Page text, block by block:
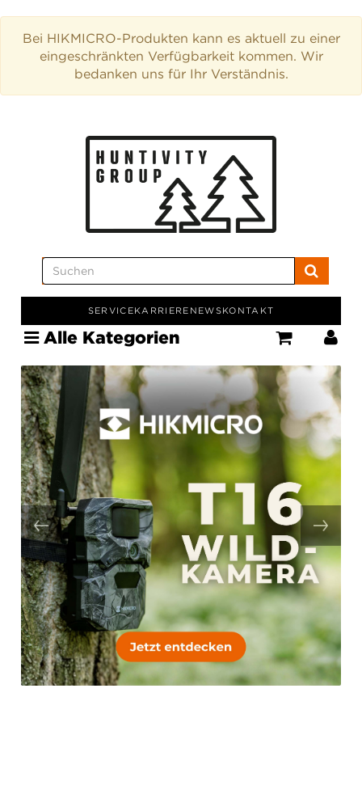
Bei HIKMICRO-Produkten kann es aktuell zu einer
eingeschränkten Verfügbarkeit kommen. Wir
bedanken uns für Ihr Verständnis.
SERVICEKARRIERE NEWSKONTAKT
Alle Kategorien